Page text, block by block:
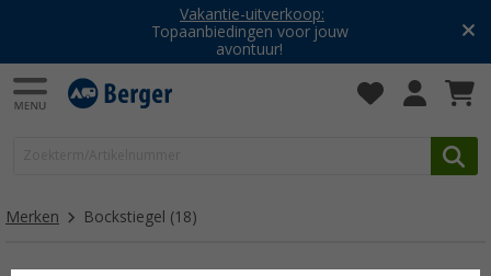
Vakantie-uitverkoop:
Topaanbiedingen voor jouw
avontuur!
Merken Bockstiegel (18)